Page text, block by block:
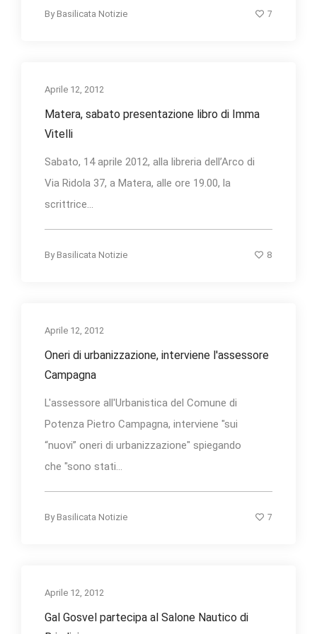
By Basilicata Notizie 7
Aprile 12, 2012
Matera, sabato presentazione libro di Imma
Vitelli
Sabato, 14 aprile 2012, alla libreria dell’Arco di
Via Ridola 37, a Matera, alle ore 19.00, la
scrittrice...
By Basilicata Notizie 8
Aprile 12, 2012
Oneri di urbanizzazione, interviene l'assessore
Campagna
L'assessore all'Urbanistica del Comune di
Potenza Pietro Campagna, interviene "sui
“nuovi” oneri di urbanizzazione" spiegando
che "sono stati...
By Basilicata Notizie 7
Aprile 12, 2012
Gal Gosvel partecipa al Salone Nautico di